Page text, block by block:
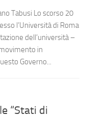
Tabusi Lo scorso 20
l’Università di Roma
dell’università –
in
Governo...
“Stati di